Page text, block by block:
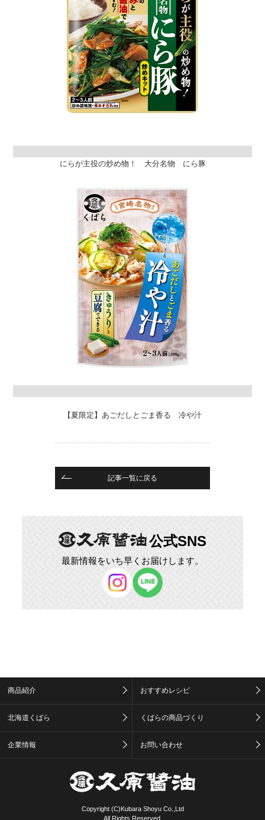
にらが主役の炒め物！ 大分名物 にら豚
【夏限定】あごだしとごま香る 冷や汁
記事一覧に戻る
公式SNS
最新情報をいち早くお届けします。
商品紹介 おすすめレシピ
北海道くばら くばらの商品づくり
企業情報 お問い合わせ
Copyright (C)Kubara Shoyu Co.,Ltd
All Rights Reserved.